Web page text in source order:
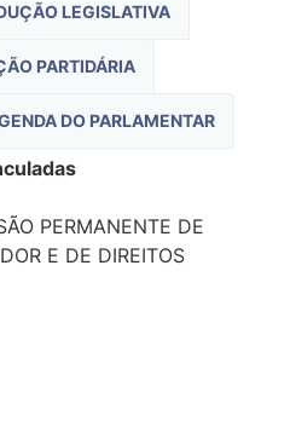
LEGISLATIVA
PARTIDÁRIA
DO PARLAMENTAR
PERMANENTE DE
E DE DIREITOS